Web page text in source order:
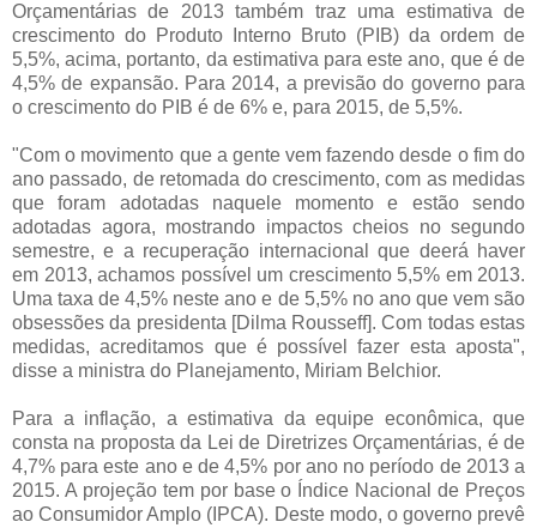
Orçamentárias de 2013 também traz uma estimativa de
crescimento do Produto Interno Bruto (PIB) da ordem de
5,5%, acima, portanto, da estimativa para este ano, que é de
4,5% de expansão. Para 2014, a previsão do governo para
o crescimento do PIB é de 6% e, para 2015, de 5,5%.
"Com o movimento que a gente vem fazendo desde o fim do
ano passado, de retomada do crescimento, com as medidas
que foram adotadas naquele momento e estão sendo
adotadas agora, mostrando impactos cheios no segundo
semestre, e a recuperação internacional que deerá haver
em 2013, achamos possível um crescimento 5,5% em 2013.
Uma taxa de 4,5% neste ano e de 5,5% no ano que vem são
obsessões da presidenta [Dilma Rousseff]. Com todas estas
medidas, acreditamos que é possível fazer esta aposta",
disse a ministra do Planejamento, Miriam Belchior.
Para a inflação, a estimativa da equipe econômica, que
consta na proposta da Lei de Diretrizes Orçamentárias, é de
4,7% para este ano e de 4,5% por ano no período de 2013 a
2015. A projeção tem por base o Índice Nacional de Preços
ao Consumidor Amplo (IPCA). Deste modo, o governo prevê